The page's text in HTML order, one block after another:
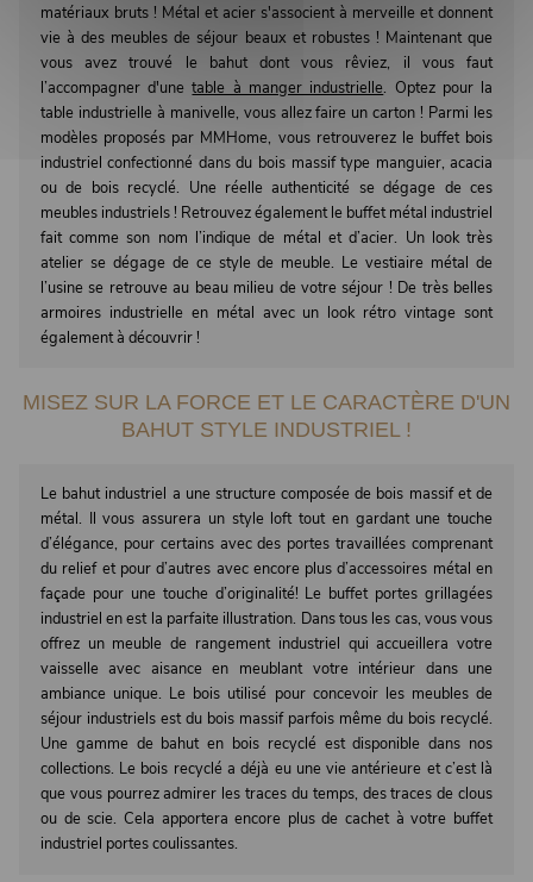
matériaux bruts ! Métal et acier s'associent à merveille et donnent
vie à des meubles de séjour beaux et robustes ! Maintenant que
vous avez trouvé le bahut dont vous rêviez, il vous faut
l’accompagner d'unetable à manger industrielle. Optez pour la
table industrielle à manivelle, vous allez faire un carton ! Parmi les
modèles proposés par MMHome, vous retrouverez le buffet bois
industriel confectionné dans du bois massif type manguier, acacia
ou de bois recyclé. Une réelle authenticité se dégage de ces
meubles industriels ! Retrouvez également le buffet métal industriel
fait comme son nom l’indique de métal et d’acier. Un look très
atelier se dégage de ce style de meuble. Le vestiaire métal de
l’usine se retrouve au beau milieu de votre séjour ! De très belles
armoires industrielle en métal avec un look rétro vintage sont
également à découvrir !
MISEZ SUR LA FORCE ET LE CARACTÈRE D'UN
BAHUT STYLE INDUSTRIEL !
Le bahut industriel a une structure composée de bois massif et de
métal. Il vous assurera un style loft tout en gardant une touche
d’élégance, pour certains avec des portes travaillées comprenant
du relief et pour d’autres avec encore plus d’accessoires métal en
façade pour une touche d’originalité! Le buffet portes grillagées
industriel en est la parfaite illustration. Dans tous les cas, vous vous
offrez un meuble de rangement industriel qui accueillera votre
vaisselle avec aisance en meublant votre intérieur dans une
ambiance unique. Le bois utilisé pour concevoir les meubles de
séjour industriels est du bois massif parfois même du bois recyclé.
Une gamme de bahut en bois recyclé est disponible dans nos
collections. Le bois recyclé a déjà eu une vie antérieure et c’est là
que vous pourrez admirer les traces du temps, des traces de clous
ou de scie. Cela apportera encore plus de cachet à votre buffet
industriel portes coulissantes.